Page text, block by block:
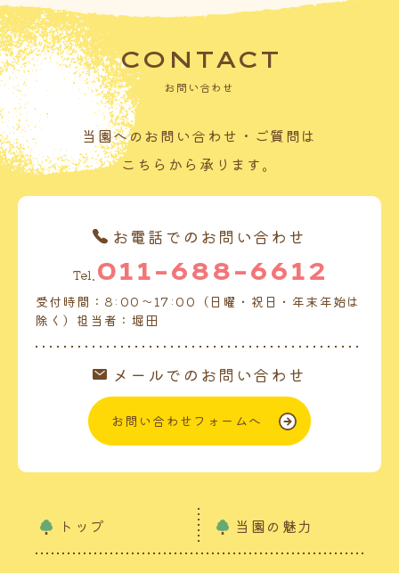
CONTACT
お問い合わせ
当園へのお問い合わせ・ご質問は
こちらから承ります。
お電話でのお問い合わせ
Tel. 011-688-6612
受付時間：8:00～17:00（日曜・祝日・年末年始は
除く）担当者：堀田
メールでのお問い合わせ
お問い合わせフォームへ
トップ 当園の魅力